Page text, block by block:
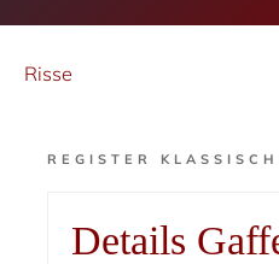
Risse
REGISTER
Details